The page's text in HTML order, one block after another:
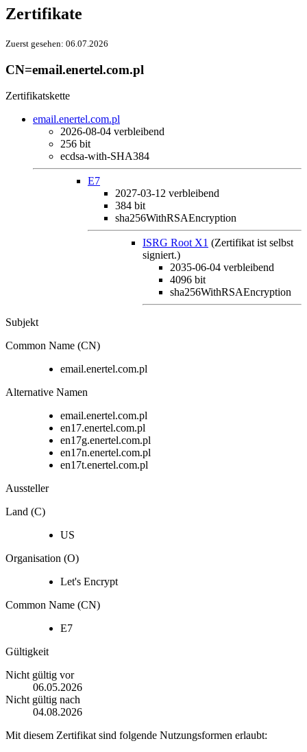
Zertifikate
Zuerst gesehen: 06.07.2026
CN=email.enertel.com.pl
Zertifikatskette
email.enertel.com.pl
2026-08-04 verbleibend
256 bit
ecdsa-with-SHA384
E7
2027-03-12 verbleibend
384 bit
sha256WithRSAEncryption
ISRG Root X1 (Zertifikat ist selbst
signiert.)
2035-06-04 verbleibend
4096 bit
sha256WithRSAEncryption
Subjekt
Common Name (CN)
email.enertel.com.pl
Alternative Namen
email.enertel.com.pl
en17.enertel.com.pl
en17g.enertel.com.pl
en17n.enertel.com.pl
en17t.enertel.com.pl
Aussteller
Land (C)
US
Organisation (O)
Let's Encrypt
Common Name (CN)
E7
Gültigkeit
Nicht gültig vor
06.05.2026
Nicht gültig nach
04.08.2026
Mit diesem Zertifikat sind folgende Nutzungsformen erlaubt: